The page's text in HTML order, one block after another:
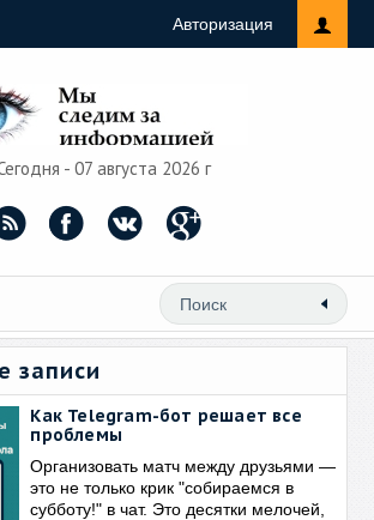
Авторизация
- 07 августа 2026 г
записи
Как Telegram-бот решает все
проблемы
Организовать матч между друзьями —
это не только крик "собираемся в
субботу!" в чат. Это десятки мелочей,